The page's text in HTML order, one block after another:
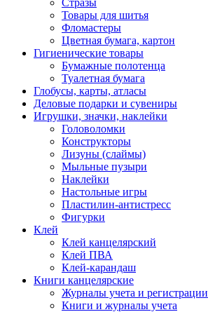
Стразы
Товары для шитья
Фломастеры
Цветная бумага, картон
Гигиенические товары
Бумажные полотенца
Туалетная бумага
Глобусы, карты, атласы
Деловые подарки и сувениры
Игрушки, значки, наклейки
Головоломки
Конструкторы
Лизуны (слаймы)
Мыльные пузыри
Наклейки
Настольные игры
Пластилин-антистресс
Фигурки
Клей
Клей канцелярский
Клей ПВА
Клей-карандаш
Книги канцелярские
Журналы учета и регистрации
Книги и журналы учета